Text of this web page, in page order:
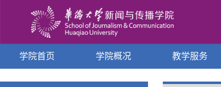
学院首页 学院概况 教学服务